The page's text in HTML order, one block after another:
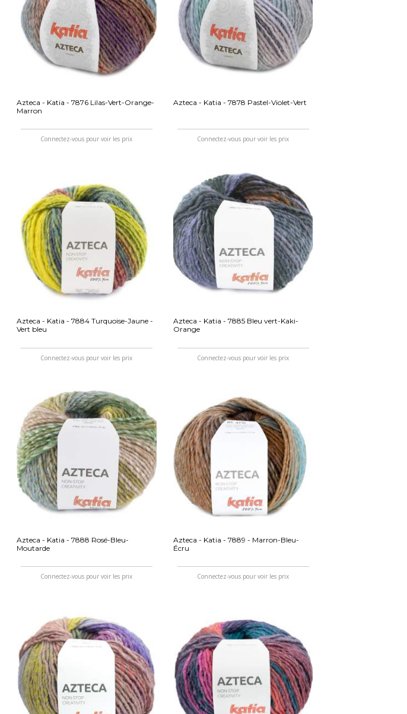
Azteca - Katia - 7876 Lilas-Vert-Orange-
Marron
Connectez-vous pour voir les prix
Azteca - Katia - 7878 Pastel-Violet-Vert
Connectez-vous pour voir les prix
Azteca - Katia - 7884 Turquoise-Jaune -
Vert bleu
Connectez-vous pour voir les prix
Azteca - Katia - 7885 Bleu vert-Kaki-
Orange
Connectez-vous pour voir les prix
Azteca - Katia - 7888 Rosé-Bleu-
Moutarde
Connectez-vous pour voir les prix
Azteca - Katia - 7889 - Marron-Bleu-
Écru
Connectez-vous pour voir les prix